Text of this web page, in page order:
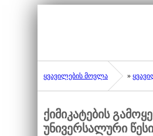
ყვავილების მოვლა »
ქიმიკატების
უნივერსალური წესი